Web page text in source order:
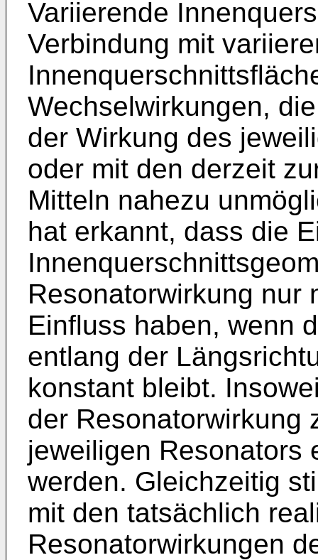
Variierende
Verbindung mit
Wechselwirkungen,
der Wirkung des
oder mit den derzeit
Mitteln nahezu
hat erkannt, dass die
Resonatorwirkung nur
Einfluss haben, wenn
entlang der
konstant bleibt.
der Resonatorwirkung
jeweiligen Resonators
werden. Gleichzeitig
mit den tatsächlich
Resonatorwirkungen